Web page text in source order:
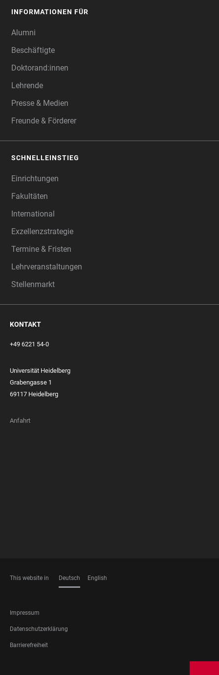
INFORMATIONEN FÜR
Alumni
Beschäftigte
Doktorand:innen
Lehrende
Presse & Medien
Freunde & Förderer
SCHNELLEINSTIEG
Einrichtungen
Fakultäten
International
Exzellenzstrategie
Termine & Fristen
Lehrveranstaltungen
Stellenmarkt
KONTAKT
+49 6221 54-0
Universität Heidelberg
Grabengasse 1
69117 Heidelberg
Anfahrt
This website in Deutsch English
FOOTER
LEGAL
Impressum
Datenschutzerklärung
Barrierefreiheit